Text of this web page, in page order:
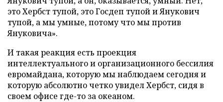
это Хербст тупой, это Госдеп тупой и Янукович
тупой, а мы умные, потому что мы против
Януковича».
И такая реакция есть проекция
интеллектуального и организационного бессилия
евромайдана, которую мы наблюдаем сегодня и
которую абсолютно четко увидел Хербст, сидя в
своем офисе где-то за океаном.